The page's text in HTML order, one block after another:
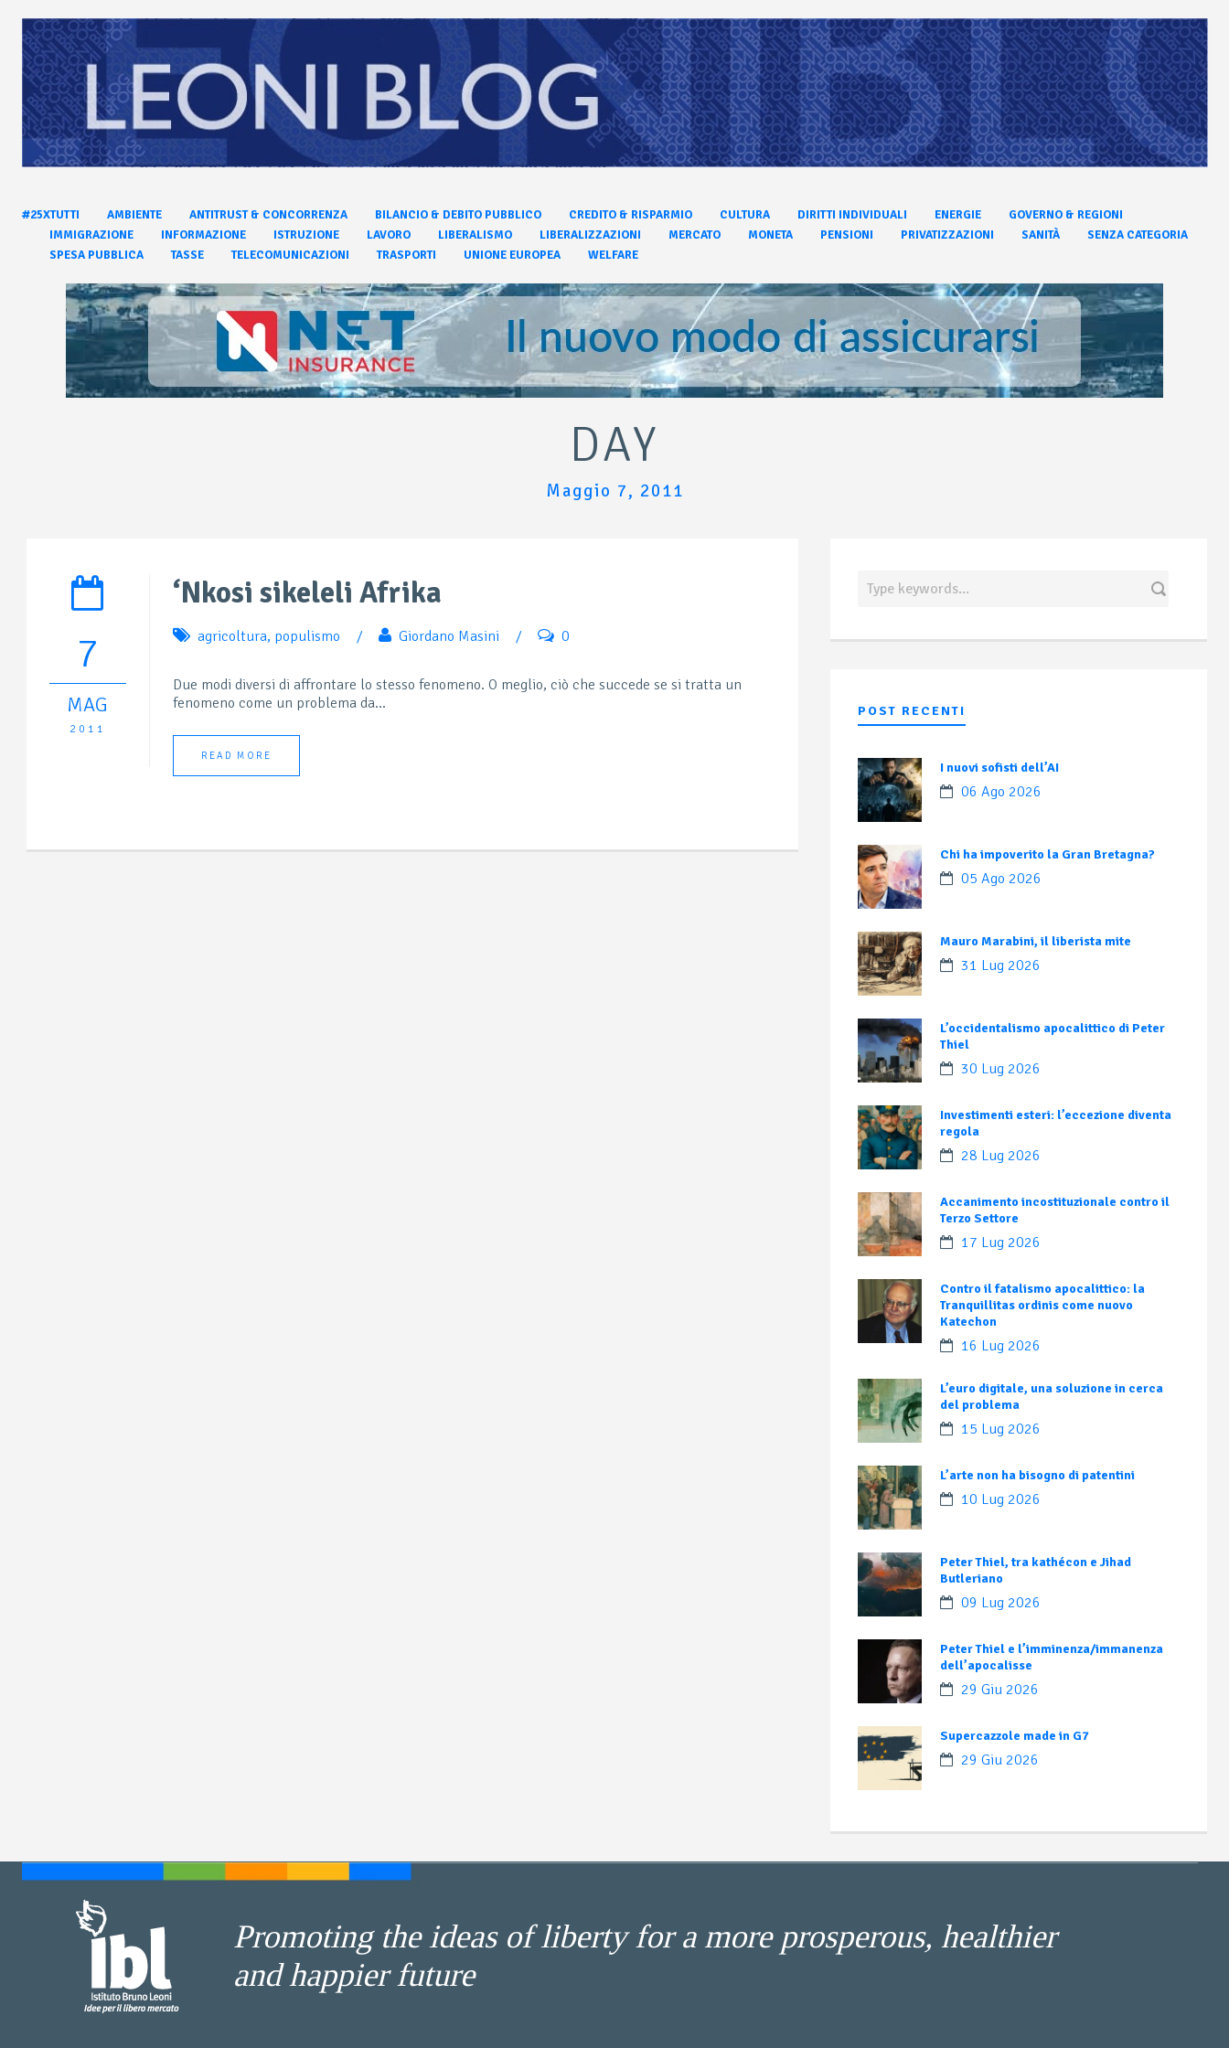
#25XTUTTI AMBIENTE ANTITRUST & CONCORRENZA BILANCIO & DEBITO PUBBLICO CREDITO & RISPARMIO CULTURA DIRITTI INDIVIDUALI ENERGIE
GOVERNO & REGIONI
IMMIGRAZIONE
INFORMAZIONE ISTRUZIONE LAVORO LIBERALISMO LIBERALIZZAZIONI MERCATO MONETA PENSIONI PRIVATIZZAZIONI SANITÀ
SENZA CATEGORIA
SPESA PUBBLICA
TASSE TELECOMUNICAZIONI TRASPORTI UNIONE EUROPEA WELFARE
DAY
Maggio 7, 2011
7
MAG
2011
‘Nkosi sikeleli Afrika
agricoltura, populismo / Giordano Masini / 0
Due modi diversi di affrontare lo stesso fenomeno. O meglio, ciò che succede se si tratta un
fenomeno come un problema da...
READ MORE
POST RECENTI
I nuovi sofisti dell’AI
06 Ago 2026
Chi ha impoverito la Gran Bretagna?
05 Ago 2026
Mauro Marabini, il liberista mite
31 Lug 2026
L’occidentalismo apocalittico di Peter
Thiel
30 Lug 2026
Investimenti esteri: l’eccezione diventa
regola
28 Lug 2026
Accanimento incostituzionale contro il
Terzo Settore
17 Lug 2026
Contro il fatalismo apocalittico: la
Tranquillitas ordinis come nuovo
Katechon
16 Lug 2026
L’euro digitale, una soluzione in cerca
del problema
15 Lug 2026
L’arte non ha bisogno di patentini
10 Lug 2026
Peter Thiel, tra kathécon e Jihad
Butleriano
09 Lug 2026
Peter Thiel e l’imminenza/immanenza
dell’apocalisse
29 Giu 2026
Supercazzole made in G7
29 Giu 2026
Promoting the ideas of liberty for a more prosperous, healthier
and happier future